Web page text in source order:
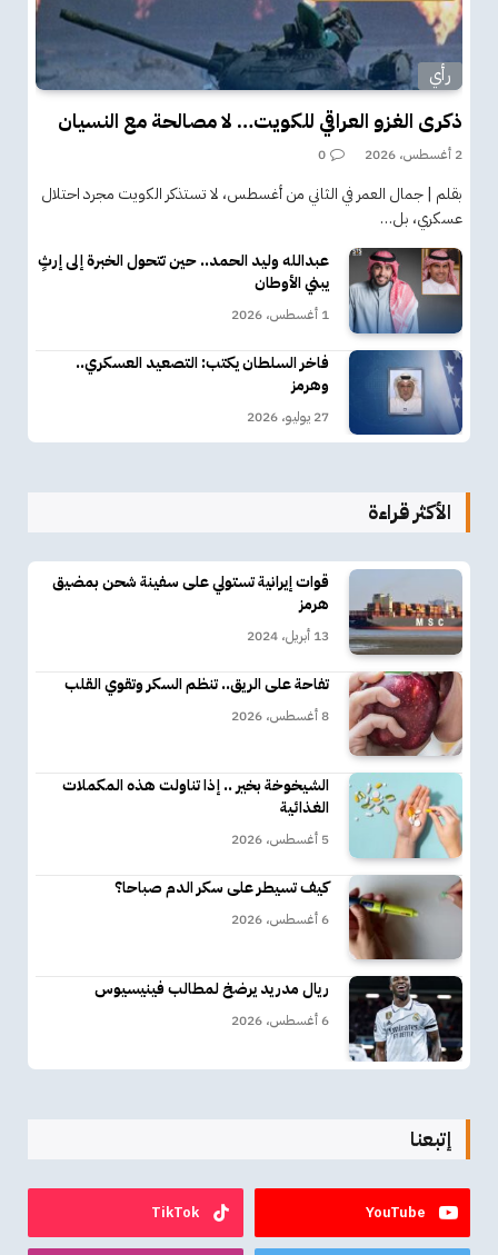
رأي
ذكرى الغزو العراقي للكويت… لا مصالحة مع النسيان
2 أغسطس، 2026 0
بقلم | جمال العمر في الثاني من أغسطس، لا تستذكر الكويت مجرد احتلال
عسكري، بل…
عبدالله وليد الحمد.. حين تتحول الخبرة إلى إرثٍ
يبني الأوطان
1 أغسطس، 2026
فاخر السلطان يكتب: التصعيد العسكري..
وهرمز
27 يوليو، 2026
الأكثر قراءة
قوات إيرانية تستولي على سفينة شحن بمضيق
هرمز
13 أبريل، 2024
تفاحة على الريق.. تنظم السكر وتقوي القلب
8 أغسطس، 2026
الشيخوخة بخير .. إذا تناولت هذه المكملات
الغذائية
5 أغسطس، 2026
كيف تسيطر على سكر الدم صباحا؟
6 أغسطس، 2026
ريال مدريد يرضخ لمطالب فينيسيوس
6 أغسطس، 2026
إتبعنا
YouTube
TikTok